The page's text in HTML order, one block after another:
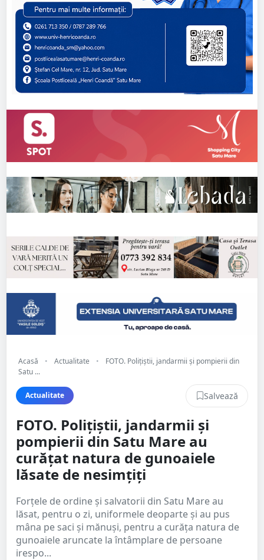
Acasă • Actualitate •
FOTO. Polițiștii, jandarmii și pompierii din
Satu ...
Actualitate Salvează
FOTO. Polițiștii, jandarmii și
pompierii din Satu Mare au
curățat natura de gunoaiele
lăsate de nesimțiți
Forțele de ordine și salvatorii din Satu Mare au
lăsat, pentru o zi, uniformele deoparte și au pus
mâna pe saci și mănuși, pentru a curăța natura de
gunoaiele aruncate la întâmplare de persoane
irespo...